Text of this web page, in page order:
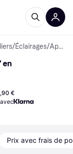
/Éclairages/ Appliques murales
en
€
Prix avec frais de